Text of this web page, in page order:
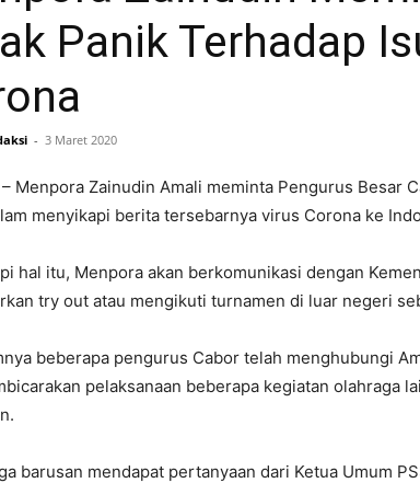
Panik Terhadap
- 3 Maret 2020
– Menpora Zainudin Amali meminta Pengurus Besar
menyikapi berita tersebarnya virus Corona ke
hal itu, Menpora akan berkomunikasi dengan
try out atau mengikuti turnamen di luar negeri
beberapa pengurus Cabor telah menghubungi
pelaksanaan beberapa kegiatan olahraga
barusan mendapat pertanyaan dari Ketua Umum